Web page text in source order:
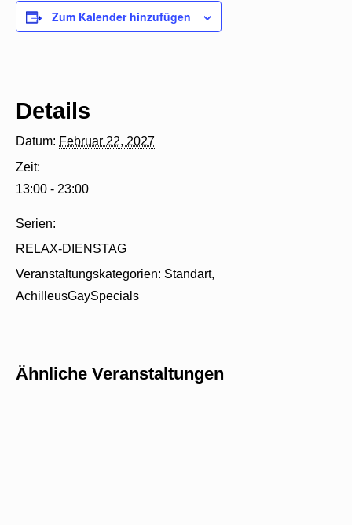
Zum Kalender hinzufügen
Details
Datum: Februar 22, 2027
Zeit:
13:00 - 23:00
Serien:
RELAX-DIENSTAG
Veranstaltungskategorien: Standart,
AchilleusGaySpecials
Ähnliche Veranstaltungen